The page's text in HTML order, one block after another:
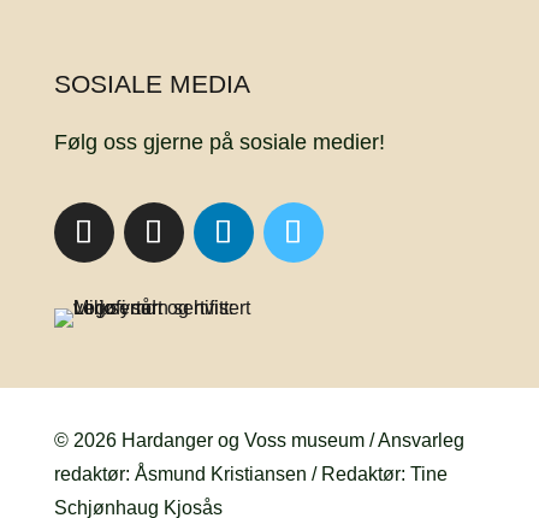
SOSIALE MEDIA
Følg oss gjerne på sosiale medier!
© 2026 Hardanger og Voss museum / Ansvarleg
redaktør: Åsmund Kristiansen / Redaktør: Tine
Schjønhaug Kjosås